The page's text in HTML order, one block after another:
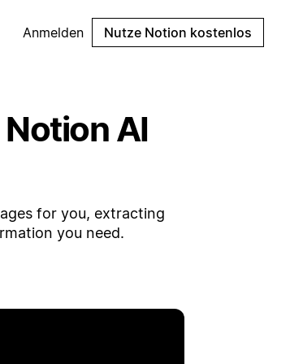
Anmelden Nutze Notion kostenlos
AI
for you, extracting
you need.